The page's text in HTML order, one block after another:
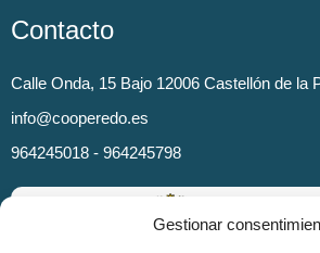
Gestionar
Contacto
Calle Onda, 15 Bajo 12006 Castellón de la
info@cooperedo.es
964245018 - 964245798